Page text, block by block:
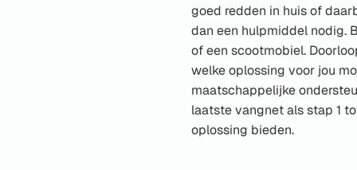
goed redden in huis of
dan een hulpmiddel nodig.
of een scootmobiel.
welke oplossing voor jou
maatschappelijke
laatste vangnet als stap 1
oplossing bieden.